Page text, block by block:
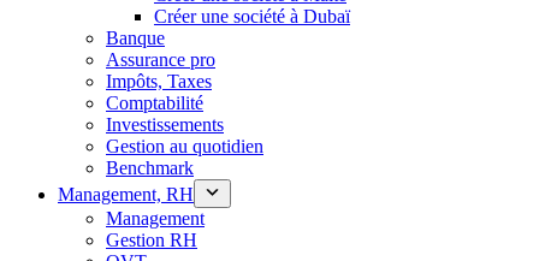
Créer une société à Dubaï
Banque
Assurance pro
Impôts, Taxes
Comptabilité
Investissements
Gestion au quotidien
Benchmark
Management, RH
Management
Gestion RH